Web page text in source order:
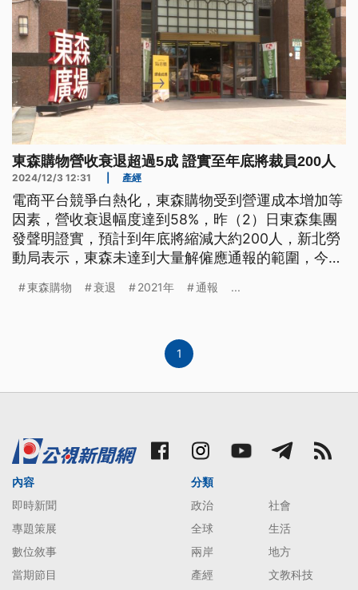
東森購物營收衰退超過5成 證實至年底將裁員200人
2024/12/3 12:31 產經
電商平台競爭白熱化，東森購物受到營運成本增加等
因素，營收衰退幅度達到58%，昨（2）日東森集團
發聲明證實，預計到年底將縮減大約200人，新北勞
動局表示，東森未達到大量解僱應通報的範圍，今
東森購物 衰退 2021年 通報 ...
1
內容
即時新聞
專題策展
數位敘事
當期節目
分類
政治
社會
全球
生活
兩岸
地方
產經
文教科技